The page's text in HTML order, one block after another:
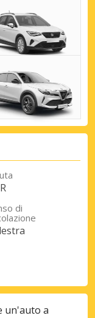
di
un'auto a
nostri